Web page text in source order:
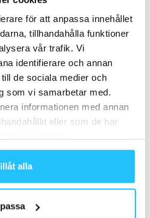
för att anpassa innehållet
tillhandahålla funktioner
vår trafik. Vi
identifierare och annan
de sociala medier och
som vi samarbetar med.
informationen med annan
eller som de har
alla
Strategi SWOT
Jens Danerhall ny sverigechef
för Actic